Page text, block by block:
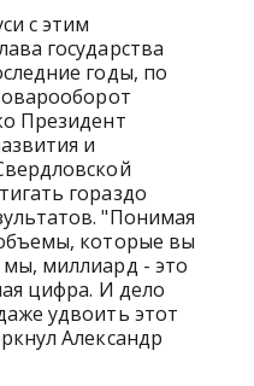
с этим
государства
годы, по
Президент
и
гораздо
"Понимая
которые вы
миллиард - это
цифра. И дело
удвоить этот
Александр